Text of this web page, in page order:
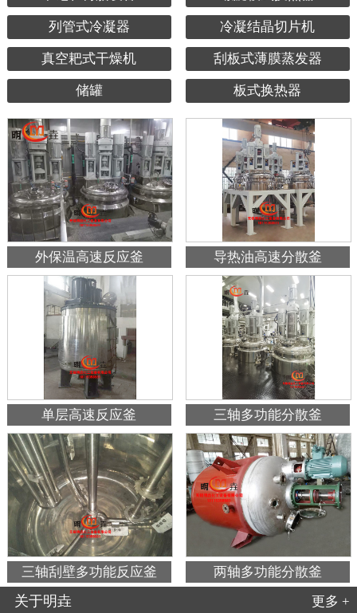
列管式冷凝器 冷凝结晶切片机
真空耙式干燥机 刮板式薄膜蒸发器
储罐 板式换热器
外保温高速反应釜 导热油高速分散釜
单层高速反应釜 三轴多功能分散釜
三轴刮壁多功能反应釜 两轴多功能分散釜
关于明垚
更多 +